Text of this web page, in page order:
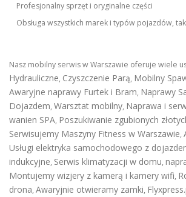
Profesjonalny sprzęt i oryginalne części
Obsługa wszystkich marek i typów pojazdów,
Nasz mobilny serwis w Warszawie oferuje wiele
Hydrauliczne, Czyszczenie Parą, Mobilny
Awaryjne naprawy Furtek i Bram, Naprawy
Dojazdem, Warsztat mobilny, Naprawa i
wanien SPA, Poszukiwanie zgubionych
Serwisujemy Maszyny Fitness w Warszawie,
Usługi elektryka samochodowego z
indukcyjne, Serwis klimatyzacji w domu,
Montujemy wizjery z kamerą i kamery wifi,
drona, Awaryjnie otwieramy zamki,